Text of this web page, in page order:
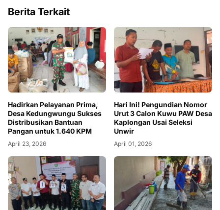
Berita Terkait
Hadirkan Pelayanan Prima,
Desa Kedungwungu Sukses
Distribusikan Bantuan
Pangan untuk 1.640 KPM
April 23, 2026
Hari Ini! Pengundian Nomor
Urut 3 Calon Kuwu PAW Desa
Kaplongan Usai Seleksi
Unwir
April 01, 2026